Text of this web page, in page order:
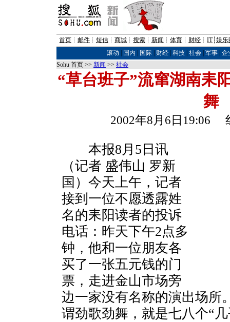
首页 ┊ 邮件 ┊ 短信 ┊ 商城 ┊ 搜索 ┊ 新闻 ┊ 体育 ┊ 财经 ┊ IT┊ 娱乐
滚动
国内 国际| 财经| 科技| 社会| 军事| 企
Sohu 首页 >> 新闻 >> 社会
“草台班子”流窜湖南耒
舞
2002年8月6日19:06
本报8月5日讯
（记者 盛伟山 罗新
国）今天上午，记者
接到一位不愿透露姓
名的耒阳读者的投诉
电话：昨天下午2点多
钟，他和一位朋友各
买了一张五元钱的门
票，走进金山市场旁
边一家没有名称的演出场所
谓劲歌劲舞，就是七八个“